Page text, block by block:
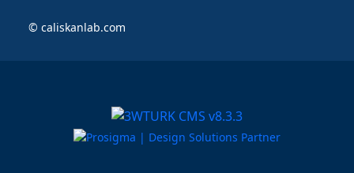
© caliskanlab.com